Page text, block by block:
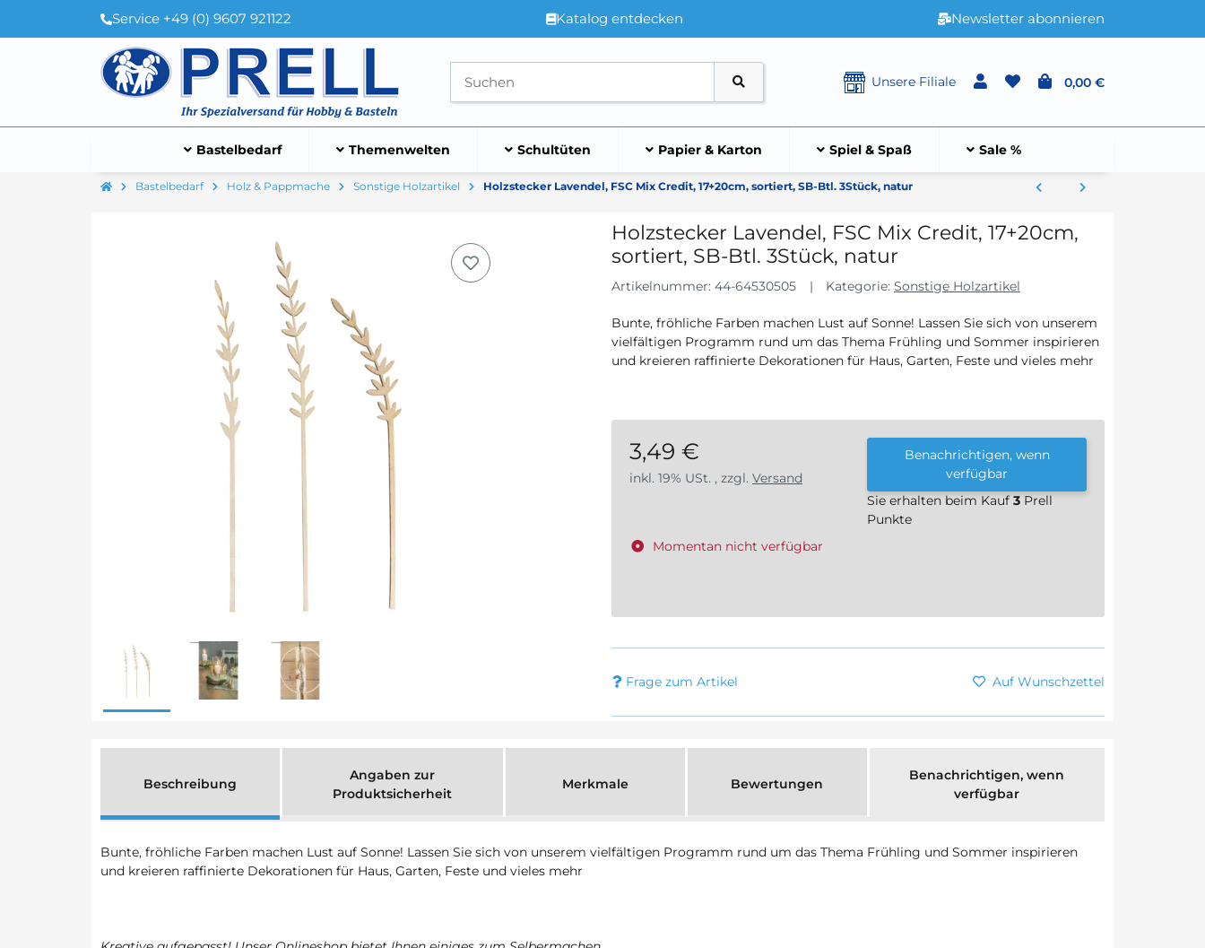
Service +49 (0) 9607 921122 Katalog entdecken Newsletter abonnieren
Unsere Filiale 0,00 €
Bastelbedarf Themenwelten Schultüten Papier & Karton Spiel & Spaß Sale %
Bastelbedarf Holz & Pappmache Sonstige Holzartikel Holzstecker Lavendel, FSC Mix Credit, 17+20cm, sortiert, SB-Btl. 3Stück, natur
Holzstecker Lavendel, FSC Mix Credit, 17+20cm,
sortiert, SB-Btl. 3Stück, natur
Artikelnummer: 44-64530505 Kategorie: Sonstige Holzartikel
Bunte, fröhliche Farben machen Lust auf Sonne! Lassen Sie sich von unserem
vielfältigen Programm rund um das Thema Frühling und Sommer inspirieren
und kreieren raffinierte Dekorationen für Haus, Garten, Feste und vieles mehr
3,49 €
inkl. 19% USt. , zzgl. Versand
Momentan nicht verfügbar
Benachrichtigen, wenn
verfügbar
Sie erhalten beim Kauf 3 Prell
Punkte
Frage zum Artikel Auf Wunschzettel
Beschreibung
Angaben zur
Produktsicherheit
Merkmale Bewertungen
Benachrichtigen, wenn
verfügbar
Bunte, fröhliche Farben machen Lust auf Sonne! Lassen Sie sich von unserem vielfältigen Programm rund um das Thema Frühling und Sommer inspirieren
und kreieren raffinierte Dekorationen für Haus, Garten, Feste und vieles mehr